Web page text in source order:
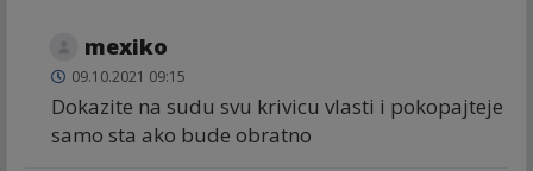
mexiko
09.10.2021 09:15
Dokazite na sudu svu krivicu vlasti i pokopajteje
samo sta ako bude obratno